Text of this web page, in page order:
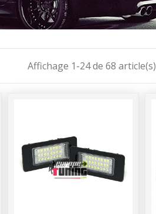
Affichage 1-24 de 68 article(s)